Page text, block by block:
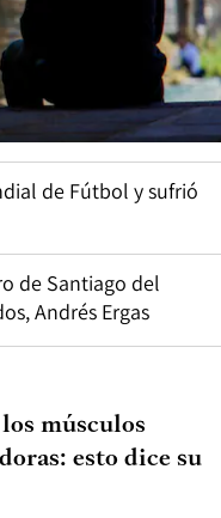
de Fútbol y sufrió
de Santiago del
Andrés Ergas
músculos
esto dice su